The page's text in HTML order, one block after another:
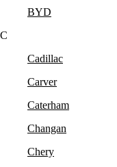
BYD
C
Cadillac
Carver
Caterham
Changan
Chery